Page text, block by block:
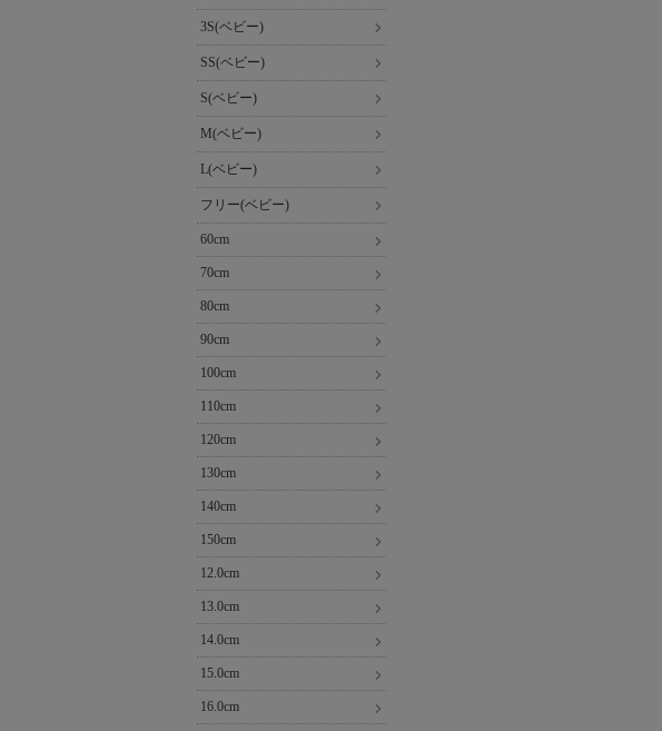
3S(ベビー)
SS(ベビー)
S(ベビー)
M(ベビー)
L(ベビー)
フリー(ベビー)
60cm
70cm
80cm
90cm
100cm
110cm
120cm
130cm
140cm
150cm
12.0cm
13.0cm
14.0cm
15.0cm
16.0cm